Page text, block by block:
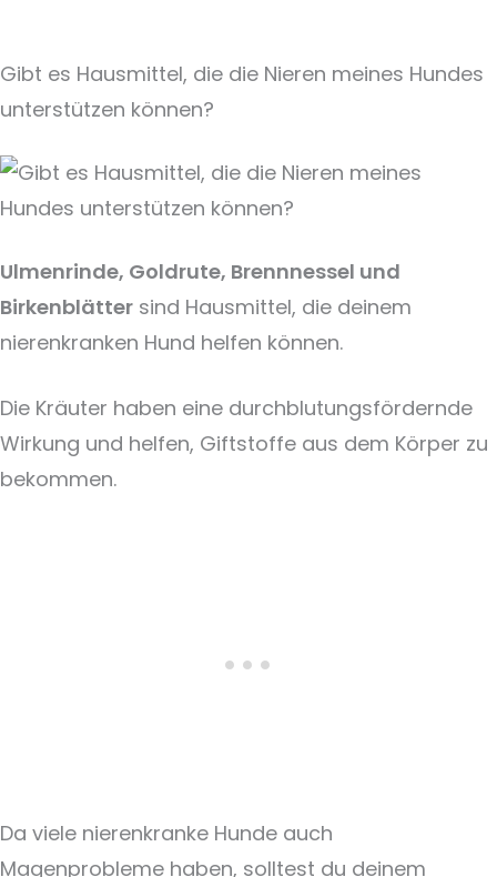
Gibt es Hausmittel, die die Nieren meines Hundes
unterstützen können?
Ulmenrinde, Goldrute, Brennnessel und
Birkenblätter sind Hausmittel, die deinem
nierenkranken Hund helfen können.
Die Kräuter haben eine durchblutungsfördernde
Wirkung und helfen, Giftstoffe aus dem Körper zu
bekommen.
Da viele nierenkranke Hunde auch
Magenprobleme haben, solltest du deinem